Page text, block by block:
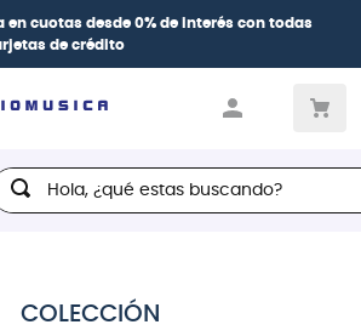
en cuotas desde 0% de interés con todas
de crédito
¿qué estas buscando?
COLECCIÓN